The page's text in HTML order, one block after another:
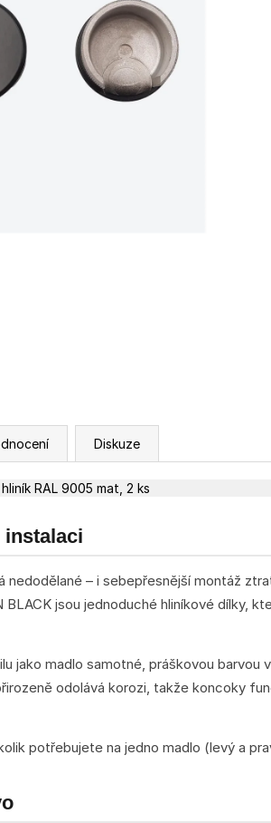
Diskuze
instalaci
– i sebepřesnější montáž
jsou jednoduché hliníkové dílky,
jako madlo samotné, práškovou barvou
odolává korozi, takže koncoky
potřebujete na jedno madlo (levý a
1 640 Kč